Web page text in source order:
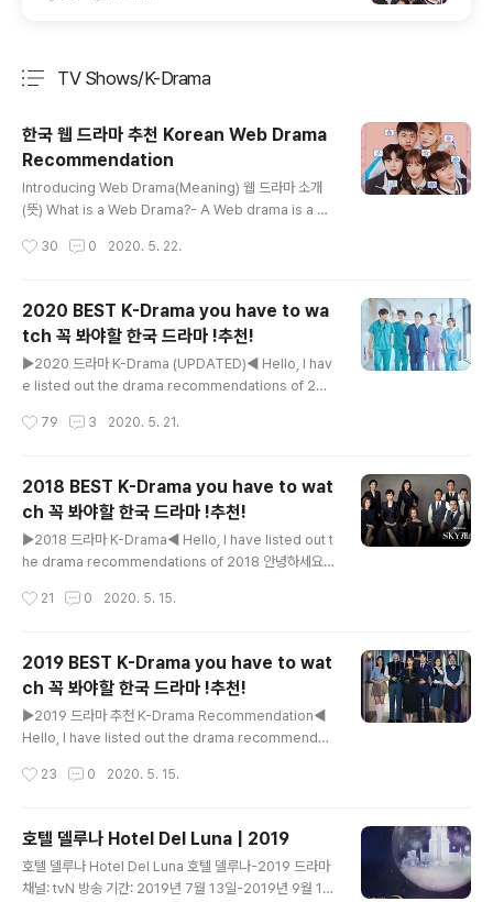
TV Shows/K-Drama
한국 웹 드라마 추천 Korean Web Drama
Recommendation
Introducing Web Drama(Meaning) 웹 드라마 소개
(뜻) What is a Web Drama?- A Web drama is a se
ne platforms(ex: Youtube). They are episodes t
플랫폼 (Youtube등) 으로 스트리밍되는 시리즈의 에피소
드 모음입니다. 여러 에피소드로 분할 된 에피소드이며 대
부분 짧습니다. Some of the Web drama Youtube C
hannels: -tvN D Story -Play..
30 0 2020. 5. 22.
2020 BEST K-Drama you have to wa
tch 꼭 봐야할 한국 드라마 !추천!
▶2020 드라마 K-Drama (UPDATED)◀ Hello, I hav
e listed out the drama recommendations of 202
어 봤습니다. ------------- 1) 이태원 클라쓰 (Itaewon
원작 (Original) : 이태원 클라쓰 (Daum 웹툰) 장르 (Gen
re) : 로맨스, 드라마 드라마 기간 (Episodes date) : 20
20. 1. 31 ~ 2020. 3. 21. 최고 시청률 (Best Korean Vi
ew Percent) : 16.5% 출연..
79 3 2020. 5. 21.
2018 BEST K-Drama you have to wat
ch 꼭 봐야할 한국 드라마 !추천!
▶2018 드라마 K-Drama◀ Hello, I have listed out t
he drama recommendations of 2018 안녕하세요.
------------ 1) 내 아이디는 강남 미인 (My ID is Gang
orean Netflix Series) 원작 (Original) : 내 ID는 강남
미인! (Naver 웹툰) 장르 (Genre) : 로맨스 드라마 기간
(Episodes date) : 2018. 07. 27. ~ 2018. 09. 15. 최
고 시청률 (Best Korean ..
21 0 2020. 5. 15.
2019 BEST K-Drama you have to wat
ch 꼭 봐야할 한국 드라마 !추천!
▶2019 드라마 추천 K-Drama Recommendation◀
Hello, I have listed out the drama recommendati
리스트를 만들어 봤습니다. ------------- 1) 호텔델루나
로맨스, 호러 드라마 기간 (Episodes date) : 2019. 07.
13. ~ 2019. 09. 1. 최고 시청률 (Best Korean View P
ercent) : 12% 출연 (Main Casts) : 이지은, 여진구, 신
23 0 2020. 5. 15.
호텔 델루나 Hotel Del Luna | 2019
호텔 델루나 Hotel Del Luna 호텔 델루나-2019 드라마
채널: tvN 방송 기간: 2019년 7월 13일-2019년 9월 1일